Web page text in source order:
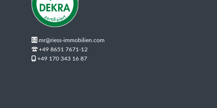
mr@riess-immobilien.com
+49 8651 7671-12
+49 170 343 16 87